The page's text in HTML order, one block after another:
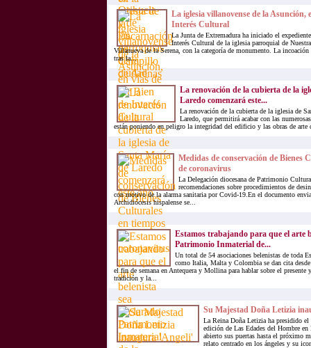
La iglesia villanovense de la Asunción,
Interés Cultural
La Junta de Extremadura ha iniciado el
Interés Cultural de la iglesia parroquial de
Villanueva de la Serena, con la categoría de monumento. La incoación
tras la...
La renovación de la cubierta de la
Laredo comenzará este...
La renovación de la cubierta de la iglesia de
Laredo, que permitirá acabar con las
están poniendo en peligro la integridad del edificio y las obras de arte
Medidas de conservación de Bienes
de coronavirus
La Delegación diocesana de Patrimonio
recomendaciones sobre procedimientos de
con motivo de la alarma sanitaria por Covid-19.En el documento
Archidiócesis hispalense se...
Estamos trabajando para que el arte
Patrimonio Inmaterial de...
Un total de 54 asociaciones belenistas de toda
como Italia, Malta y Colombia se dan cita
el fin de semana en Antequera y Mollina para hablar sobre el presente
tradición y la...
Su Majestad Doña Letizia
La Reina Doña Letizia ha presidido
edición de Las Edades del Hombre en
abierto sus puertas hasta el próximo
relato centrado en los ángeles y su